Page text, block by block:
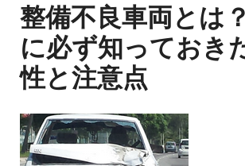
整備不良車両とは
に必ず知っておき
性と注意点